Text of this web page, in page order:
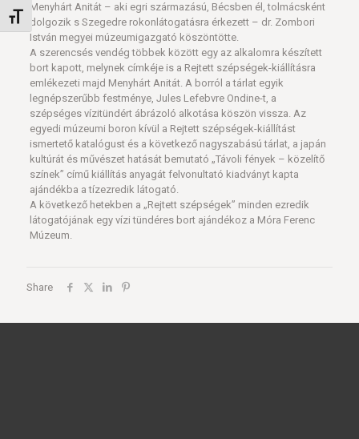
Betűméret váltása
Menyhárt Anitát – aki egri származású, Bécsben él, tolmácsként
dolgozik s Szegedre rokonlátogatásra érkezett – dr. Zombori
István megyei múzeumigazgató köszöntötte.
A szerencsés vendég többek között egy az alkalomra készített
bort kapott, melynek címkéje is a Rejtett szépségek-kiállításra
emlékezeti majd Menyhárt Anitát. A borról a tárlat egyik
legnépszerűbb festménye, Jules Lefebvre Ondine-t, a
szépséges vízitündért ábrázoló alkotása köszön vissza. Az
egyedi múzeumi boron kívül a Rejtett szépségek-kiállítást
ismertető katalógust és a következő nagyszabású tárlat, a japán
kultúrát és művészet hatását bemutató „Távoli fények – közelítő
színek” című kiállítás anyagát felvonultató kiadványt kapta
ajándékba a tízezredik látogató.
A következő hetekben a „Rejtett szépségek” minden ezredik
látogatójának egy vízi tündéres bort ajándékoz a Móra Ferenc
Múzeum.
Share